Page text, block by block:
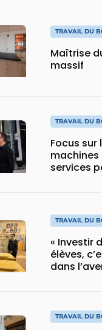
TRAVAIL DU
Maîtrise
massif
TRAVAIL DU
Focus sur
machines
services
TRAVAIL DU
« Investir
élèves,
dans
TRAVAIL DU